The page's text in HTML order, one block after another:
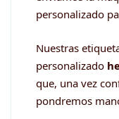
personalizado
Nuestras
personalizado
que, una vez
pondremos